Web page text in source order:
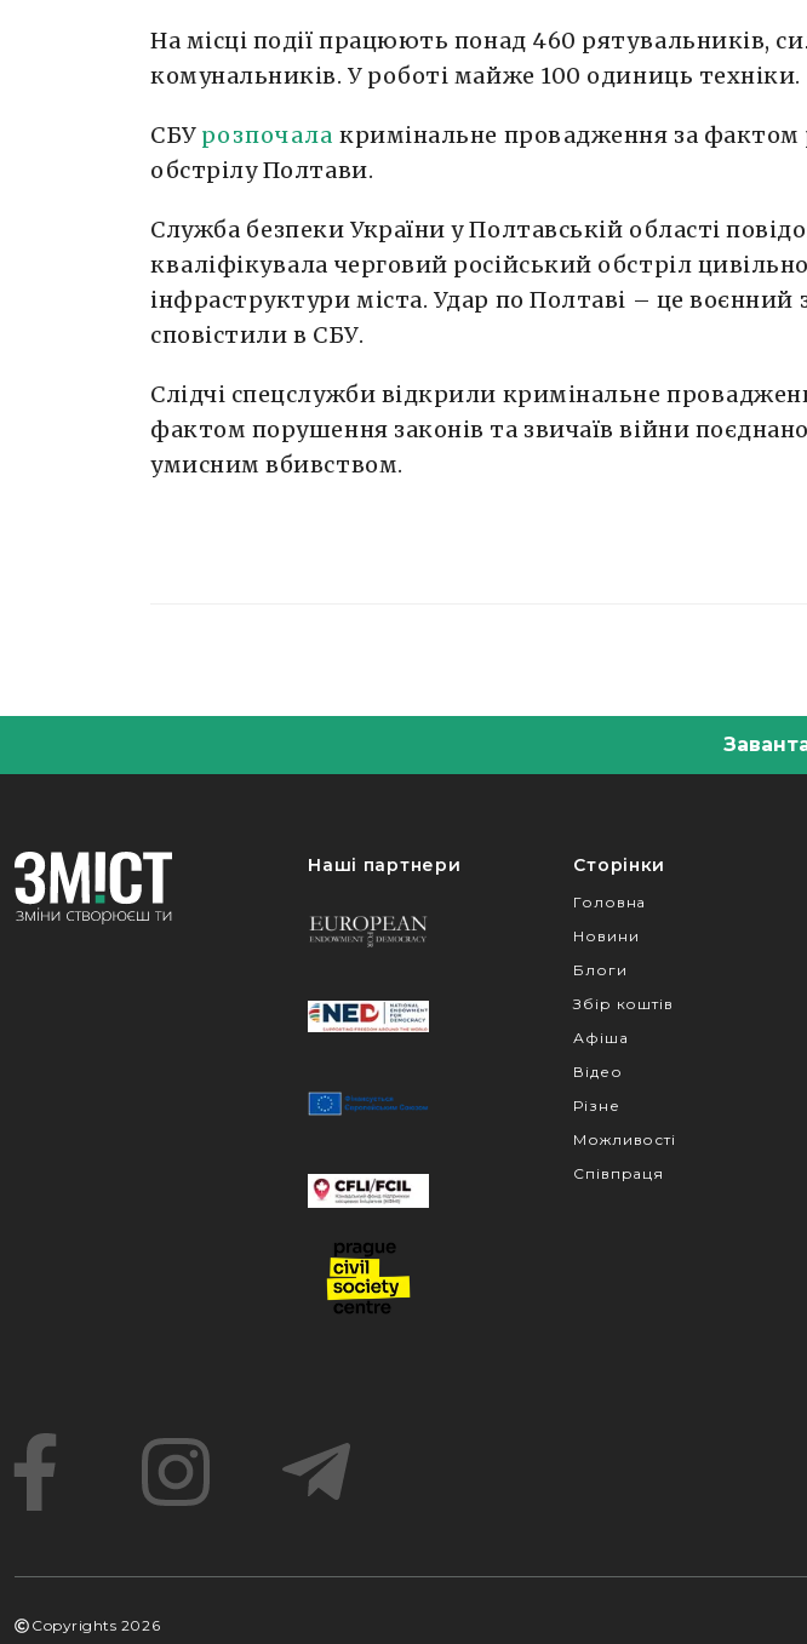
На місці події працюють понад 460 рятувальників,
комунальників. У роботі майже 100 одиниць техніки.
СБУ розпочала кримінальне провадження за фактом
обстрілу Полтави.
Служба безпеки України у Полтавській області
кваліфікувала черговий російський обстріл
інфраструктури міста. Удар по Полтаві – це воєнний
сповістили в СБУ.
Слідчі спецслужби відкрили кримінальне
фактом порушення законів та звичаїв війни
умисним вбивством.
Наші партнери Сторінки
Головна
Новини
Блоги
Збір коштів
Афіша
Відео
Різне
Можливості
Співпраця
Copyrights 2026